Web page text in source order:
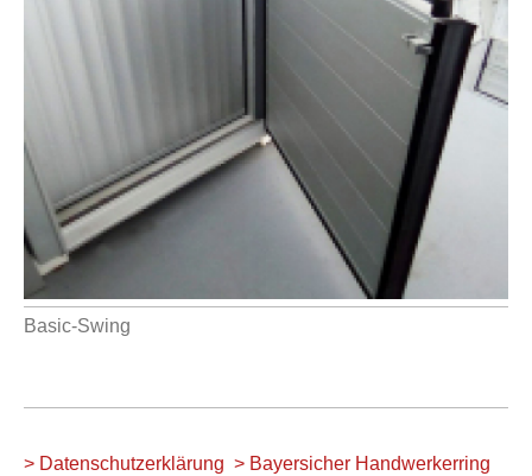
Basic-Swing
> Datenschutzerklärung > Bayersicher Handwerkerring